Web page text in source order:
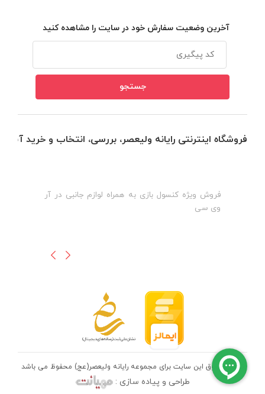
آخرین وضعیت سفارش خود در سایت را مشاهده کنید
فروشگاه اینترنتی رایانه ولیعصر، بررسی، انتخاب و خرید
فروش ویژه کنسول بازی به همراه لوازم جانبی در آر
وی سی
تمامی حقوق این سایت برای مجموعه رایانه ولیعصر(عج) محفوظ می باشد
طراحی و پیاده سازی :